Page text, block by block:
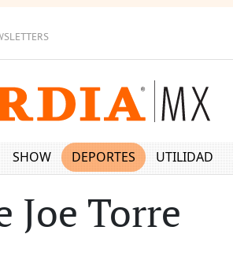
SHOW DEPORTES UTILIDAD
Joe Torre